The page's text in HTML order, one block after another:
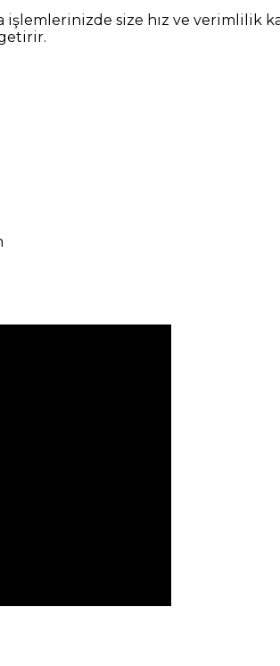
işlemlerinizde size hız ve verimlilik